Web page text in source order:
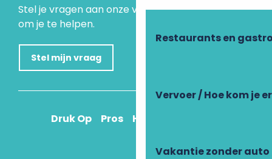
Restaurants en
Vervoer / Hoe kom je
Vakantie zonder auto
Stel je vragen aan onze virtuele assistent, die er is
om je te helpen.
Stel mijn vraag
Druk Op Pros Hoe kom ik daar?